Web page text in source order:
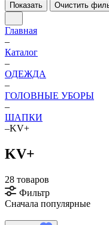
Показать
Очистить
Главная
–
Каталог
–
ОДЕЖДА
–
ГОЛОВНЫЕ УБОРЫ
–
ШАПКИ
–KV+
KV+
28 товаров
Фильтр
Сначала популярные